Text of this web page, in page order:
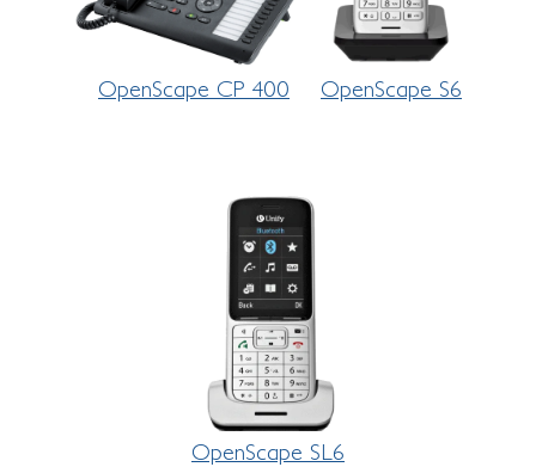
OpenScape CP 400 OpenScape S6
OpenScape SL6